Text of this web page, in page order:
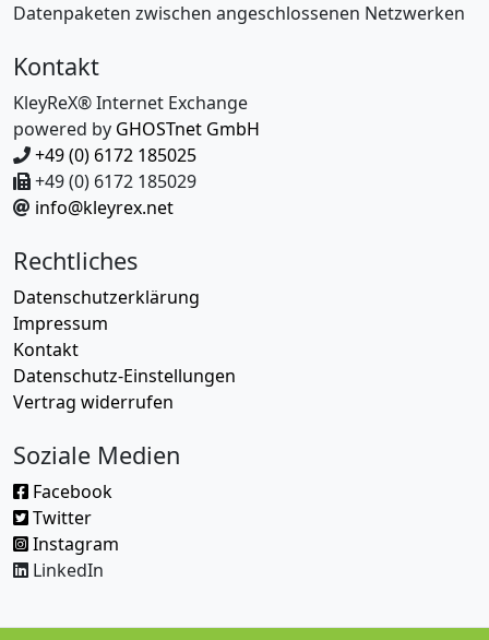
Datenpaketen zwischen angeschlossenen Netzwerken
Kontakt
KleyReX® Internet Exchange
powered by GHOSTnet GmbH
+49 (0) 6172 185025
+49 (0) 6172 185029
info@kleyrex.net
Rechtliches
Datenschutzerklärung
Impressum
Kontakt
Datenschutz-Einstellungen
Vertrag widerrufen
Soziale Medien
Facebook
Twitter
Instagram
LinkedIn